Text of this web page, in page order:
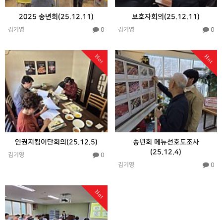
2025 송년회(25.12.11)
김기영 0
보호자회의(25.12.11)
김기영 0
Hot
인권지킴이단회의(25.12.5)
김기영 0
Hot
송년회 메뉴선호도조사
(25.12.4)
김기영 0
Hot